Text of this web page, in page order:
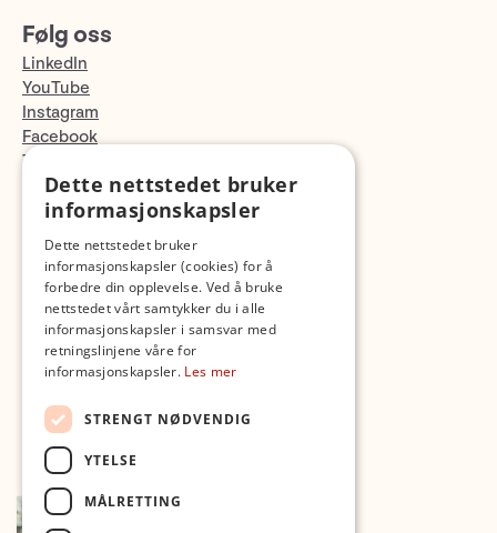
Følg oss
LinkedIn
YouTube
Instagram
Facebook
TikTok
Fotopodden
Dette nettstedet bruker
informasjonskapsler
Dette nettstedet bruker
informasjonskapsler (cookies) for å
forbedre din opplevelse. Ved å bruke
nettstedet vårt samtykker du i alle
informasjonskapsler i samsvar med
retningslinjene våre for
informasjonskapsler. Les mer
STRENGT NØDVENDIG
YTELSE
MÅLRETTING